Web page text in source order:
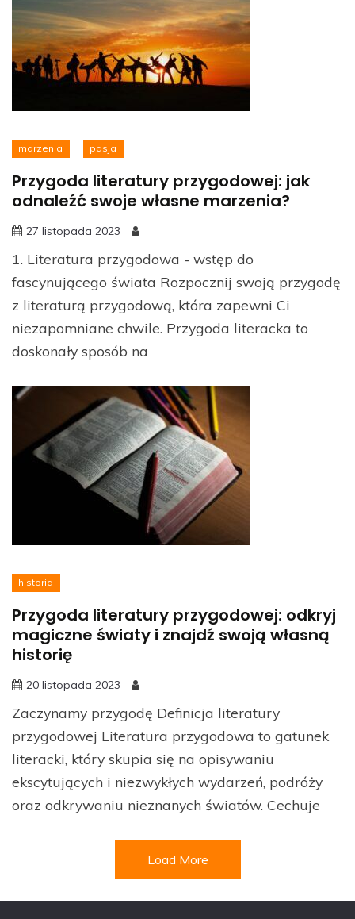
marzenia pasja
Przygoda literatury przygodowej: jak
odnaleźć swoje własne marzenia?
27 listopada 2023
1. Literatura przygodowa - wstęp do
fascynującego świata Rozpocznij swoją przygodę
z literaturą przygodową, która zapewni Ci
niezapomniane chwile. Przygoda literacka to
doskonały sposób na
historia
Przygoda literatury przygodowej: odkryj
magiczne światy i znajdź swoją własną
historię
20 listopada 2023
Zaczynamy przygodę Definicja literatury
przygodowej Literatura przygodowa to gatunek
literacki, który skupia się na opisywaniu
ekscytujących i niezwykłych wydarzeń, podróży
oraz odkrywaniu nieznanych światów. Cechuje
Load More